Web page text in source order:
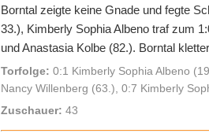
Borntal zeigte keine Gnade und fegte
33.), Kimberly Sophia Albeno traf zum
und Anastasia Kolbe (82.). Borntal
Torfolge: 0:1 Kimberly Sophia Albeno
Nancy Willenberg (63.), 0:7 Kimberly
Zuschauer: 43